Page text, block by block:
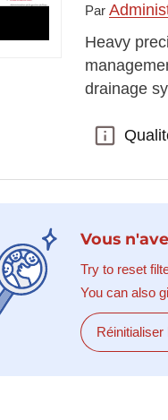
Par
Heavy
drainage
Vous
Try to reset
You can also
Réinitialiser